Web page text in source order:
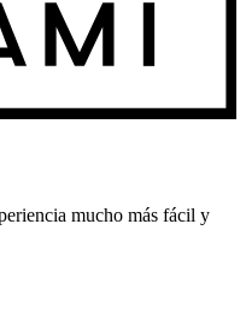
mucho más fácil y